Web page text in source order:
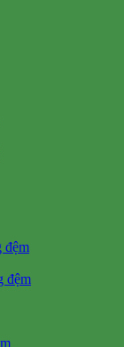
đệm
đệm